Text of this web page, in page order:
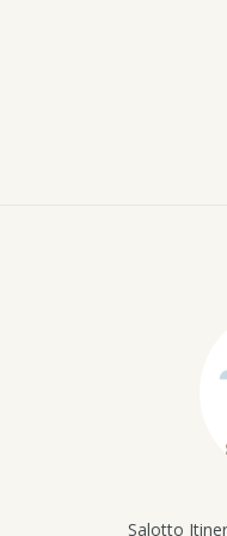
Salotto